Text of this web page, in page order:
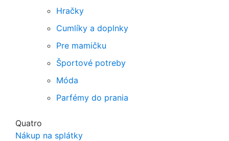
Hračky
Cumlíky a doplnky
Pre mamičku
Športové potreby
Móda
Parfémy do prania
Quatro
Nákup na splátky